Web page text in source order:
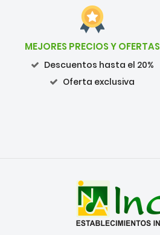
MEJORES PRECIOS Y OFERTAS
Descuentos hasta el 20%
Oferta exclusiva